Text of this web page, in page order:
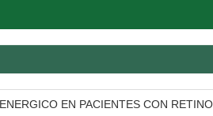
EN PACIENTES CON